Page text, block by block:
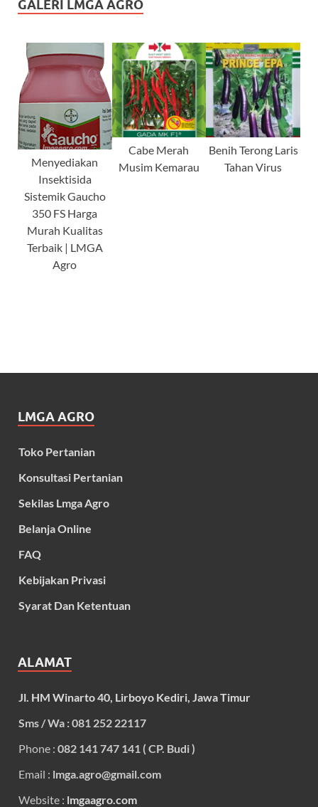
GALERI LMGA AGRO
Menyediakan
Insektisida
Sistemik Gaucho
350 FS Harga
Murah Kualitas
Terbaik | LMGA
Agro
Cabe Merah
Musim Kemarau
Benih Terong Laris
Tahan Virus
LMGA AGRO
Toko Pertanian
Konsultasi Pertanian
Sekilas Lmga Agro
Belanja Online
FAQ
Kebijakan Privasi
Syarat Dan Ketentuan
ALAMAT
Jl. HM Winarto 40, Lirboyo Kediri, Jawa Timur
Sms / Wa : 081 252 22117
Phone : 082 141 747 141 ( CP. Budi )
Email : lmga.agro@gmail.com
Website : lmgaagro.com